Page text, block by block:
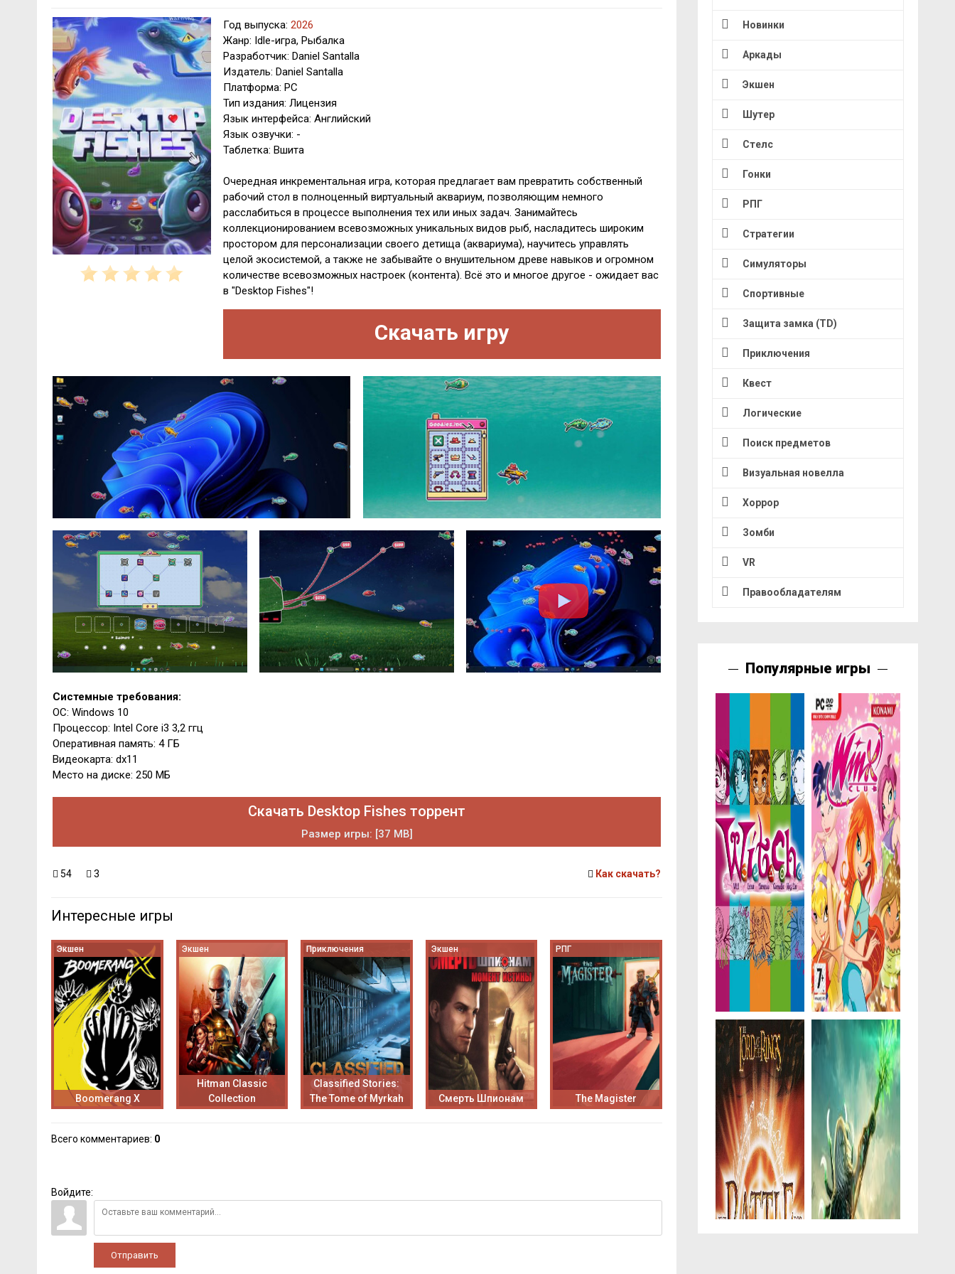
Год выпуска: 2026
Жанр: Idle-игра, Рыбалка
Разработчик: Daniel Santalla
Издатель: Daniel Santalla
Платформа: PC
Тип издания: Лицензия
Язык интерфейса: Английский
Язык озвучки: -
Таблетка: Вшита
Очередная инкрементальная игра, которая предлагает вам превратить собственный
рабочий стол в полноценный виртуальный аквариум, позволяющим немного
расслабиться в процессе выполнения тех или иных задач. Занимайтесь
коллекционированием всевозможных уникальных видов рыб, насладитесь широким
простором для персонализации своего детища (аквариума), научитесь управлять
целой экосистемой, а также не забывайте о внушительном древе навыков и огромном
количестве всевозможных настроек (контента). Всё это и многое другое - ожидает вас
в "Desktop Fishes"!
Скачать игру
Системные требования:
ОС: Windows 10
Процессор: Intel Core i3 3,2 ггц
Оперативная память: 4 ГБ
Видеокарта: dx11
Место на диске: 250 МБ
Скачать Desktop Fishes торрент
Размер игры: [37 MB]
54 3 Как скачать?
Интересные игры
Экшен
Boomerang X
Экшен
Hitman Classic
Collection
Приключения
Classified Stories:
The Tome of Myrkah
Экшен
Смерть Шпионам
РПГ
The Magister
Всего комментариев: 0
Войдите:
Отправить
Новинки
Аркады
Экшен
Шутер
Стелс
Гонки
РПГ
Стратегии
Симуляторы
Спортивные
Защита замка (TD)
Приключения
Квест
Логические
Поиск предметов
Визуальная новелла
Хоррор
Зомби
VR
Правообладателям
Популярные игры